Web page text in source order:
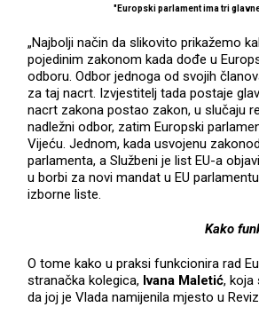
"Europski parlament ima tri
„Najbolji način da slikovito prikažemo
pojedinim zakonom kada dođe u
odboru. Odbor jednoga od svojih
za taj nacrt. Izvjestitelj tada postaje
nacrt zakona postao zakon, u slučaju
nadležni odbor, zatim Europski
Vijeću. Jednom, kada usvojenu
parlamenta, a Službeni je list EU-a
u borbi za novi mandat u EU
izborne liste.
Kako
O tome kako u praksi funkcionira rad
stranačka kolegica, Ivana Maletić, koja
da joj je Vlada namijenila mjesto u